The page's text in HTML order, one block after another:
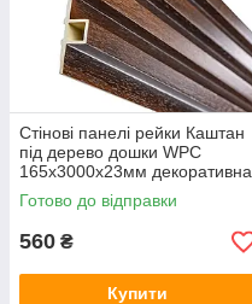
Стінові панелі рейки Каштан
під дерево дошки WPC
165х3000х23мм декоративна
3Д рейка для стін композит
Готово до відправки
560 ₴
Купити